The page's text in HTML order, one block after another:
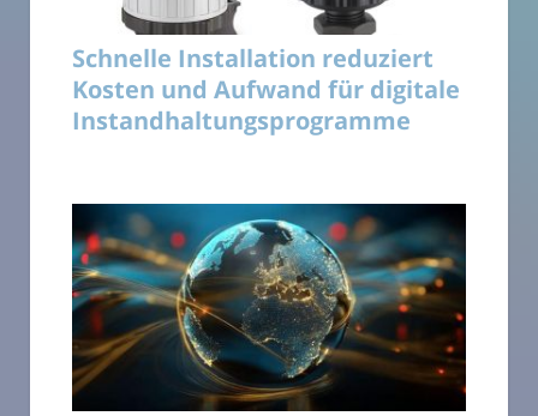
Schnelle Installation reduziert
Kosten und Aufwand für digitale
Instandhaltungsprogramme